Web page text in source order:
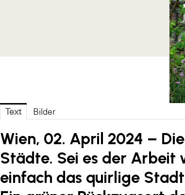
Text Bilder
Wien, 02. April 2024 –
Städte. Sei es der Arbeit
einfach das quirlige